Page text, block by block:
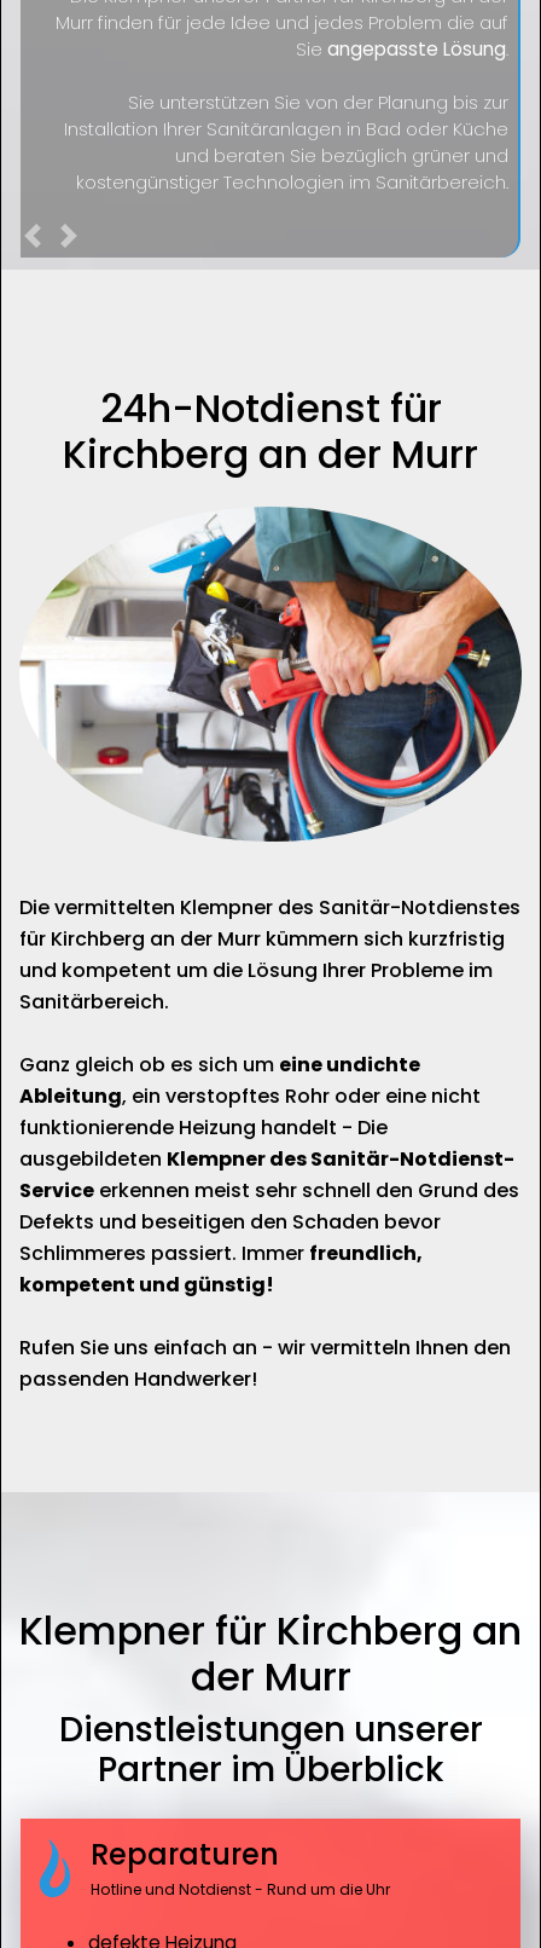
Murr finden für jede Idee und jedes Problem die auf
Sieangepasste Lösung.
Sie unterstützen Sie von der Planung bis zur
Installation Ihrer Sanitäranlagen in Bad oder Küche
und beraten Sie bezüglich grüner und
kostengünstiger Technologien im Sanitärbereich.
Previous
24h-Notdienst für
Kirchberg an der Murr
Die vermittelten Klempner des Sanitär-Notdienstes
für Kirchberg an der Murr kümmern sich kurzfristig
und kompetent um die Lösung Ihrer Probleme im
Sanitärbereich.
Ganz gleich ob es sich um eine undichte
Ableitung, ein verstopftes Rohr oder eine nicht
funktionierende Heizung handelt - Die
ausgebildeten Klempner des Sanitär-Notdienst-
Service erkennen meist sehr schnell den Grund des
Defekts und beseitigen den Schaden bevor
Schlimmeres passiert. Immer freundlich,
kompetent und günstig!
Rufen Sie uns einfach an - wir vermitteln Ihnen den
passenden Handwerker!
Klempner für Kirchberg an
der Murr
Dienstleistungen unserer
Partner im Überblick
Reparaturen
Hotline und Notdienst - Rund um die Uhr
defekte Heizung